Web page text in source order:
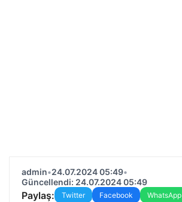
admin•24.07.2024 05:49•
Güncellendi: 24.07.2024 05:49
Paylaş: Twitter Facebook WhatsApp